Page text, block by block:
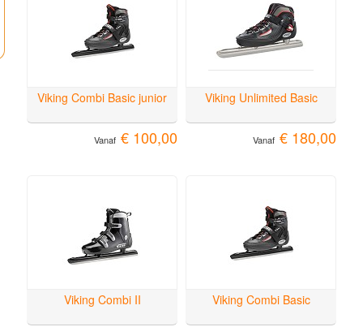
Viking Combi Basic junior
Vanaf € 100,00
Viking Unlimited Basic
Vanaf € 180,00
Viking Combi II Viking Combi Basic